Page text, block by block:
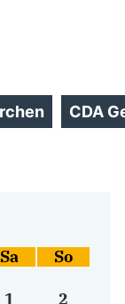
CDA
Sa So
1 2